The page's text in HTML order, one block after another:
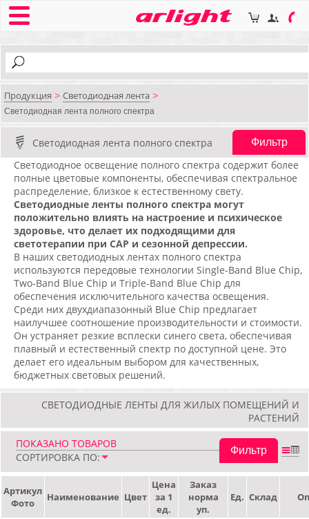
Продукция > Светодиодная лента >
Светодиодная лента полного спектра
Фильтр
Светодиодная лента полного спектра
Светодиодное освещение полного спектра содержит более
полные цветовые компоненты, обеспечивая спектральное
распределение, близкое к естественному свету.
Светодиодные ленты полного спектра могут
положительно влиять на настроение и психическое
здоровье, что делает их подходящими для
светотерапии при САР и сезонной депрессии.
В наших светодиодных лентах полного спектра
используются передовые технологии Single-Band Blue Chip,
Two-Band Blue Chip и Triple-Band Blue Chip для
обеспечения исключительного качества освещения.
Среди них двухдиапазонный Blue Chip предлагает
наилучшее соотношение производительности и стоимости.
Он устраняет резкие всплески синего света, обеспечивая
плавный и естественный спектр по доступной цене. Это
делает его идеальным выбором для качественных,
бюджетных световых решений.
СВЕТОДИОДНЫЕ ЛЕНТЫ ДЛЯ ЖИЛЫХ ПОМЕЩЕНИЙ И
РАСТЕНИЙ
ПОКАЗАНО ТОВАРОВ
СОРТИРОВКА ПО:
Фильтр
Артикул
Фото
Наименование Цвет
Цена
за 1
ед.
Заказ
норма
уп.
Ед. Склад